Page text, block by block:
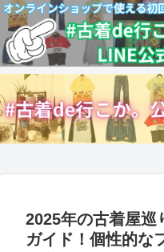
2025年の古着屋巡
ガイド！個性的な